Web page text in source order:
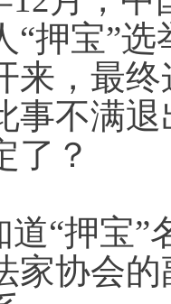
“押宝”
来，最
事不满
了？
道“押宝”
家协会